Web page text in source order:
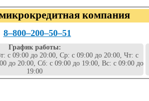
компания
8‒800‒200‒50‒51
График работы:
с 09:00 до 20:00, Ср: с 09:00 до 20:00, Чт: с
до 20:00, Сб: с 09:00 до 19:00, Вс: с 09:00 до
19:00